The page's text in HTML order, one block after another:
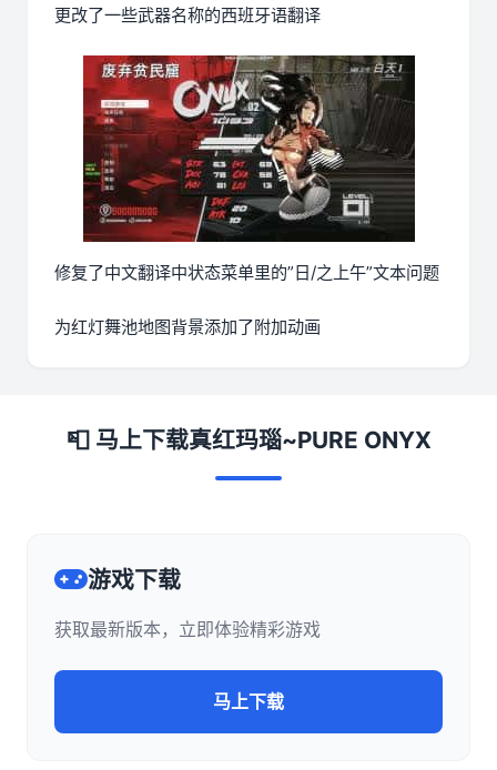
更改了一些武器名称的西班牙语翻译
修复了中文翻译中状态菜单里的”日/之上午”文本问题
为红灯舞池地图背景添加了附加动画
📮 马上下载真红玛瑙~PURE ONYX
游戏下载
获取最新版本，立即体验精彩游戏
马上下载